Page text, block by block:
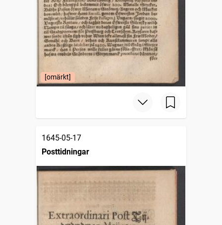
[omärkt]
1645-05-17
Posttidningar